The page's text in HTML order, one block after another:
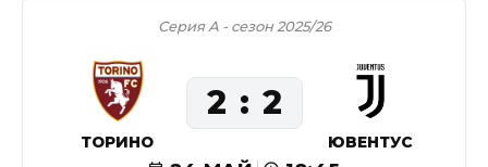
Серия А - сезон 2025/26
ТОРИНО
2 2
ЮВЕНТУС